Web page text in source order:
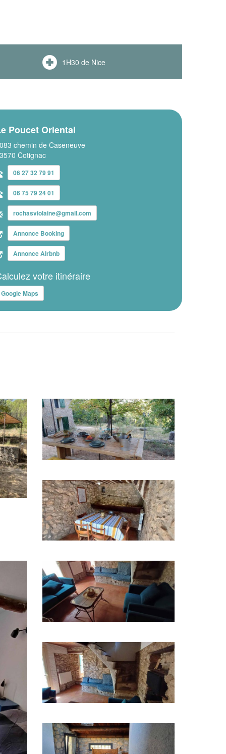
1H30 de Nice
Poucet Oriental
chemin de Caseneuve
Cotignac
06 27 32 79 91
06 75 79 24 01
rochasviolaine@gmail.com
Annonce Booking
Annonce Airbnb
votre itinéraire
Google Maps